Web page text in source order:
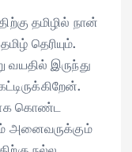
தமிழில் நான்
தெரியும்.
வயதில் இருந்து
கொண்ட
அனைவருக்கும்